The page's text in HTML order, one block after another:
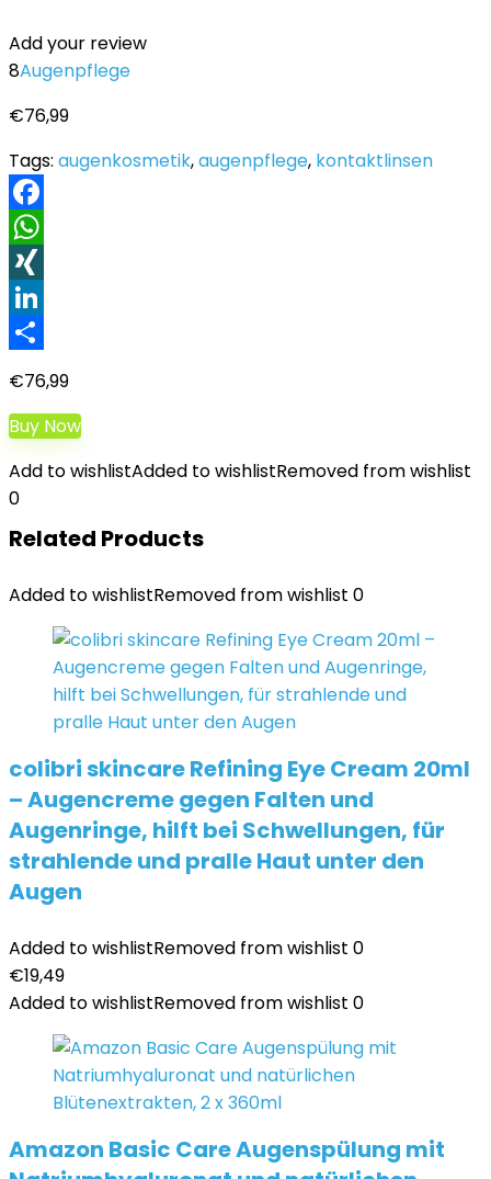
Add your review
8Augenpflege
€76,99
Tags: augenkosmetik,augenpflege, kontaktlinsen
Facebook
WhatsApp
XING
LinkedIn
€76,99
Buy Now
Add to wishlistAdded to wishlistRemoved from wishlist
0
Related Products
Added to wishlistRemoved from wishlist 0
colibri skincare Refining Eye Cream 20ml
– Augencreme gegen Falten und
Augenringe, hilft bei Schwellungen, für
strahlende und pralle Haut unter den
Augen
Added to wishlistRemoved from wishlist 0
€19,49
Added to wishlistRemoved from wishlist 0
Amazon Basic Care Augenspülung mit